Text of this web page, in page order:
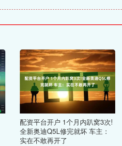
配资平台开户 1个月内趴窝3次!
全新奥迪Q5L修完就坏 车主：
实在不敢再开了